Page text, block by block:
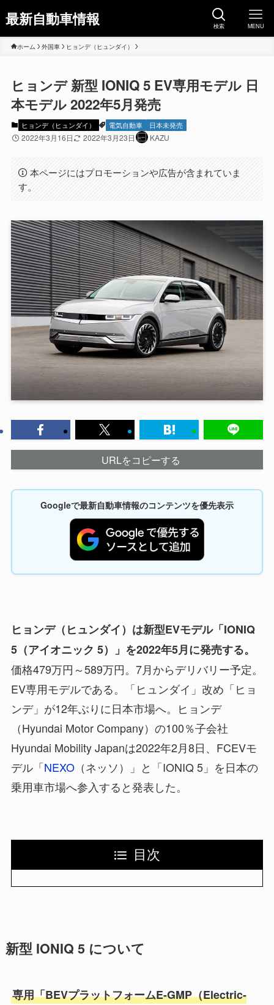
最新自動車情報 検索 MENU
ホーム 外国車 ヒョンデ（ヒュンダイ）
ヒョンデ 新型 IONIQ 5 EV専用モデル 日
本モデル 2022年5月発売
ヒョンデ（ヒュンダイ） 電気自動車 日本未発売
2022年3月16日 2022年3月23日 KAZU
本ページにはプロモーションや広告が含まれていま
す。
URLをコピーする
Googleで最新自動車情報のコンテンツを優先表示
ヒョンデ（ヒュンダイ） は新型EVモデル「IONIQ
5（アイオニック 5）」を2022年5月に発売する。
価格479万円～589万円。7月からデリバリー予定。
EV専用モデルである。「ヒュンダイ」改め「ヒョ
ンデ」が12年ぶりに日本市場へ。ヒョンデ
（Hyundai Motor Company）の100％子会社
Hyundai Mobility Japanは2022年2月8日、FCEVモ
デル「NEXO（ネッソ）」と「IONIQ 5」を日本の
乗用車市場へ参入すると発表した。
目次
新型 IONIQ 5 について
専用「BEVプラットフォームE-GMP（Electric-